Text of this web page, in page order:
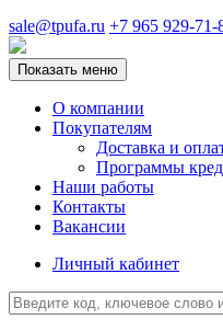
sale@tpufa.ru +7 965 929-71-
Показать меню
О компании
Покупателям
Доставка и
Программы
Наши работы
Контакты
Вакансии
Личный кабинет